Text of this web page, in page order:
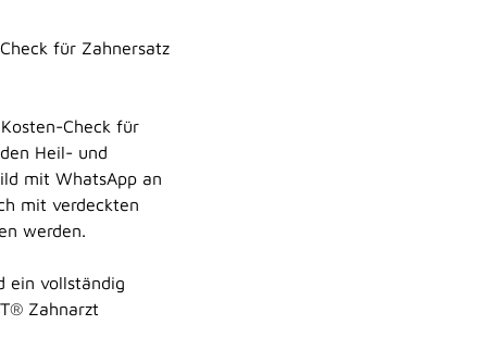
für Zahnersatz
Check für
Heil- und
mit WhatsApp an
mit verdeckten
werden.
ein vollständig
Zahnarzt